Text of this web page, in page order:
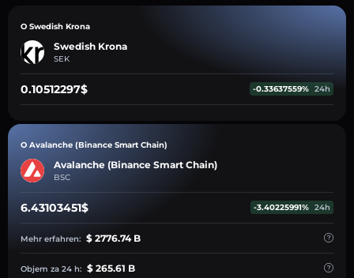
O Swedish Krona
Swedish Krona
SEK
0.10512297$ -0.33637559% 24h
O Avalanche (Binance Smart Chain)
Avalanche (Binance Smart Chain)
BSC
6.43103451$ -3.40225991% 24h
Mehr erfahren: $ 2776.74 B
Objem za 24 h: $ 265.61 B